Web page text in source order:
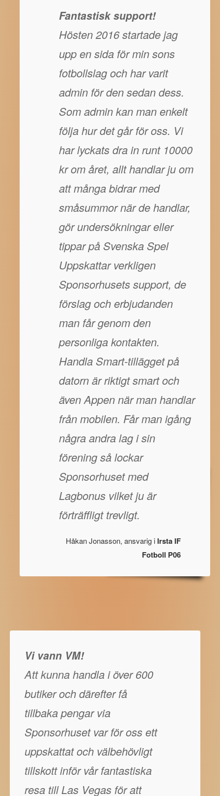
Fantastisk support!
Hösten 2016 startade jag
upp en sida för min sons
fotbollslag och har varit
admin för den sedan dess.
Som admin kan man enkelt
följa hur det går för oss. Vi
har lyckats dra in runt 10000
kr om året, allt handlar ju om
att många bidrar med
småsummor när de handlar,
gör undersökningar eller
tippar på Svenska Spel
Uppskattar verkligen
Sponsorhusets support, de
förslag och erbjudanden
man får genom den
personliga kontakten.
Handla Smart-tillägget på
datorn är riktigt smart och
även Appen när man handlar
från mobilen. Får man igång
några andra lag i sin
förening så lockar
Sponsorhuset med
Lagbonus vilket ju är
förträffligt trevligt.
Håkan Jonasson, ansvarig i Irsta IF
Fotboll P06
Vi vann VM!
Att kunna handla i över 600
butiker och därefter få
tillbaka pengar via
Sponsorhuset var för oss ett
uppskattat och välbehövligt
tillskott inför vår fantastiska
resa till Las Vegas för att